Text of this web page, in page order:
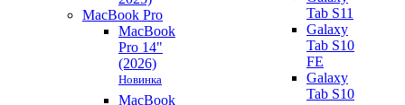
MacBook Pro
MacBook
Pro 14"
(2026)
Новинка
MacBook
Tab S11
Galaxy
Tab S10
FE
Galaxy
Tab S10